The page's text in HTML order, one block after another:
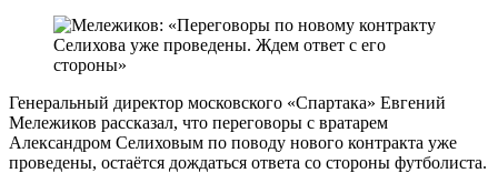
Генеральный директор московского «Спартака» Евгений
Мележиков рассказал, что переговоры с вратарем
Александром Селиховым по поводу нового контракта уже
проведены, остаётся дождаться ответа со стороны футболиста.